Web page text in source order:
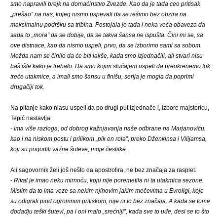
smo napravili brejk na domaćinstvo Zvezde. Kao da je tada ceo pritisak
„prešao” na nas, kojeg nismo uspevali da se rešimo bez obzira na
maksimalnu podršku sa tribina. Postojala je tada i neka veća obaveza da
sada to „mora” da se dobije, da se takva šansa ne ispušta. Čini mi se, sa
ove distnace, kao da nismo uspeli, prvo, da se izborimo sami sa sobom.
Možda nam se činilo da će biti lakše, kada smo izjednačili, ali stvari nisu
baš išle kako je trebalo. Da smo kojim slučajem uspeli da preokrenemo tok
treće utakmice, a imali smo šansu u finišu, serija je mogla da poprimi
drugačiji tok.
Na pitanje kako niasu uspeli da po drugi put izjednače i, izbore majstoricu,
Tepić nastavlja:
- Ima više razloga, od dobrog kažnjavanja naše odbrane na Marjanoviću,
kao i na niskom postu i prilikom „pik en rola”, preko Dženkinsa i Vilijamsa,
koji su pogodili važne šuteve, moje čestitke...
Ali sagovornik želi još nešto da apostrofira, ne bez značaja za rasplet.
- Rival je imao neku mirnoću, koju nije poremetila ni ta utakmica sezone.
Mislim da to ima veze sa nekim njihovim jakim mečevima u Evroligi, koje
su odigrali piod ogromnim pritiskom, nije ni to bez značaja. A kada se tome
dodadju teški šutevi, pa i oni malo „srećniji”, kada sve to uđe, desi se to što